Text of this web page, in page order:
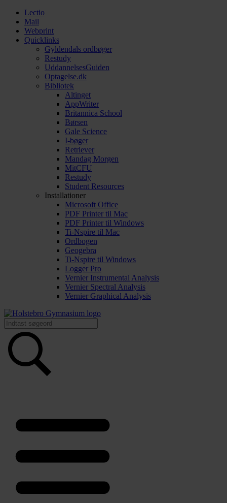
Lectio
Mail
Webprint
Quicklinks
Gyldendals ordbøger
Restudy
UddannelsesGuiden
Optagelse.dk
Bibliotek
Altinget
AppWriter
Britannica School
Børsen
Gale Science
I-bøger
Retriever
Mandag Morgen
MitCFU
Restudy
Student Resources
Installationer
Microsoft Office
PDF Printer til Mac
PDF Printer til Windows
Ti-Nspire til Mac
Ordbogen
Geogebra
Ti-Nspire til Windows
Logger Pro
Vernier Instrumental Analysis
Vernier Spectral Analysis
Vernier Graphical Analysis